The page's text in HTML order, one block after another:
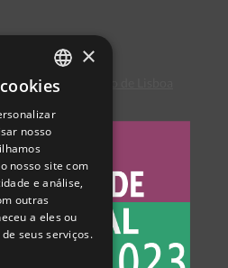
de Consumo de Lisboa
PORTUGUESE
ENGLISH
SPANISH
×
nosso
nosso site com
e análise,
outras
a eles ou
seus serviços.